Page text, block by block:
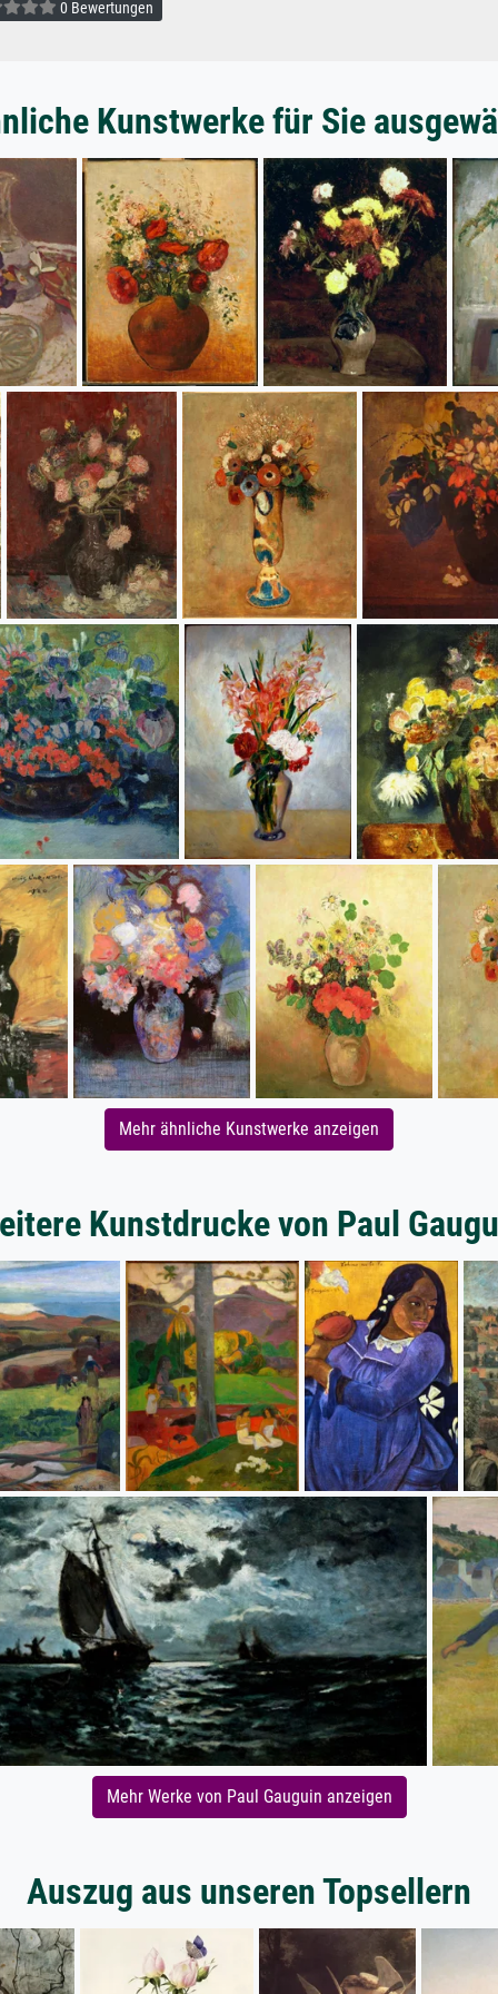
0 Bewertungen
Kunstwerke für Sie
Mehr ähnliche Kunstwerke anzeigen
Kunstdrucke von Paul
Mehr Werke von Paul Gauguin anzeigen
Auszug aus unseren Topsellern